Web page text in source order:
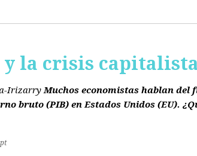
y la crisis
Irizarry Muchos economistas hablan del
bruto (PIB) en Estados Unidos (EU).